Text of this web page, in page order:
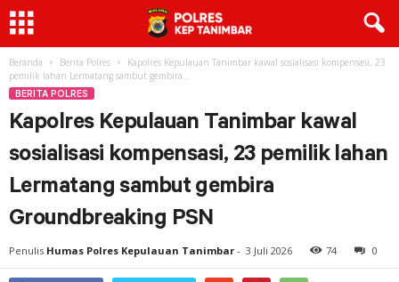
Beranda Berita Polres
Kapolres Kepulauan Tanimbar kawal sosialisasi kompensasi, 23
pemilik lahan Lermatang sambut gembira...
BERITA POLRES
Kapolres Kepulauan Tanimbar kawal
sosialisasi kompensasi, 23 pemilik lahan
Lermatang sambut gembira
Groundbreaking PSN
Penulis Humas Polres Kepulauan Tanimbar - 3 Juli 2026 74 0